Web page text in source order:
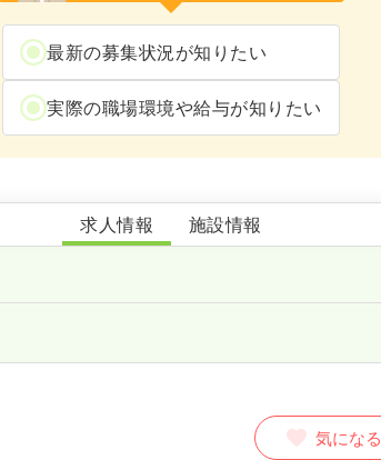
最新の募集状況が知りたい
実際の職場環境や給与が知りたい
介護付有料老人ホームもとやまガーデン
求人情報 施設情報
気になる